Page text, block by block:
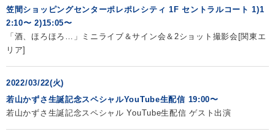
会社情報
お問い合わせ
閉じる
笠間ショッピングセンターポレポレシティ 1F セントラルコート 1)1
2:10〜 2)15:05〜
「酒、ほろほろ…」ミニライブ＆サイン会＆2ショット撮影会[関東エ
リア]
2022/03/22(火)
若山かずさ生誕記念スペシャルYouTube生配信 19:00〜
若山かずさ生誕記念スペシャル YouTube生配信 ゲスト出演